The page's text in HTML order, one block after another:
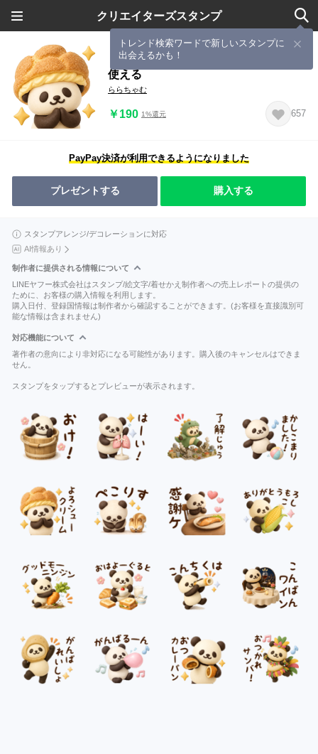
クリエイターズスタンプ
トレンド検索ワードで新しいスタンプに
出会えるかも！
もちもち3D★パンダのダジャレ!365日
使える
ららちゃむ
￥190 1%還元 657
PayPay決済が利用できるようになりました
プレゼントする 購入する
スタンプアレンジ/デコレーションに対応
AI情報あり
制作者に提供される情報について
LINEヤフー株式会社はスタンプ/絵文字/着せかえ制作者への売上レポートの提供の
ために、お客様の購入情報を利用します。
購入日付、登録国情報は制作者から確認することができます。(お客様を直接識別可
能な情報は含まれません)
対応機能について
著作者の意向により非対応になる可能性があります。購入後のキャンセルはできま
せん。
スタンプをタップするとプレビューが表示されます。